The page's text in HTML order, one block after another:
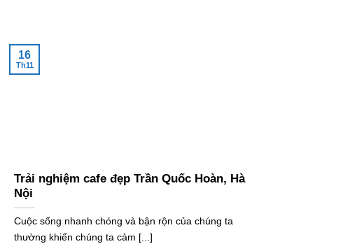
Trải nghiệm cafe đẹp Trần Quốc Hoàn, Hà
Nội
Cuộc sống nhanh chóng và bận rộn của chúng ta
thường khiến chúng ta cảm [...]
16
Th11